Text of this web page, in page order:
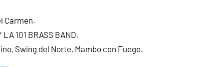
Carmen.
101 BRASS BAND.
Swing del Norte, Mambo con Fuego.